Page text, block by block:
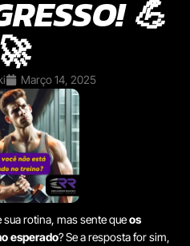
💪
🚀
Março 14, 2025
rotina, mas sente queos
esperado? Se a resposta for sim,